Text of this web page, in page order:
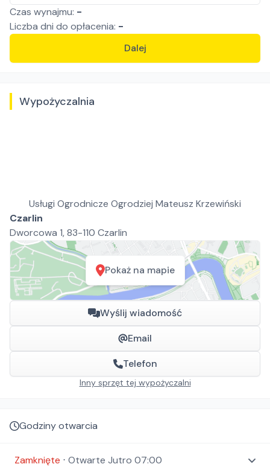
Czas wynajmu: -
Liczba dni do opłacenia: -
Dalej
Wypożyczalnia
Usługi Ogrodnicze Ogrodziej Mateusz Krzewiński
Czarlin
Dworcowa 1, 83-110 Czarlin
Pokaż na mapie
Wyślij wiadomość
Email
Telefon
Inny sprzęt tej wypożyczalni
Godziny otwarcia
Zamknięte ⋅ Otwarte Jutro 07:00